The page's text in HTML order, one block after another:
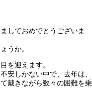
しておめでとうございま
うか。
を迎えます。
安しかない中で、去年は、
戴きながら数々の困難を乗